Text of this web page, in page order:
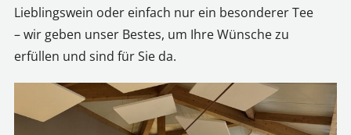
Lieblingswein oder einfach nur ein besonderer Tee
– wir geben unser Bestes, um Ihre Wünsche zu
erfüllen und sind für Sie da.